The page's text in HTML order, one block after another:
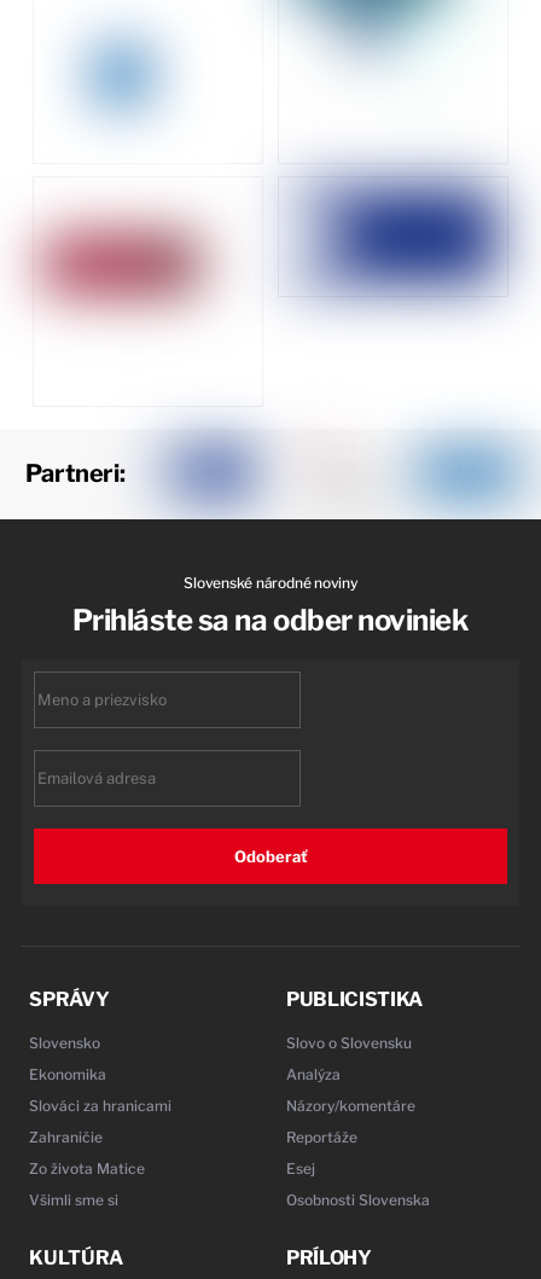
Partneri:
Slovenské národné noviny
Prihláste sa na odber noviniek
Odoberať
SPRÁVY
Slovensko
Ekonomika
Slováci za hranicami
Zahraničie
Zo života Matice
Všimli sme si
PUBLICISTIKA
Slovo o Slovensku
Analýza
Názory/komentáre
Reportáže
Esej
Osobnosti Slovenska
KULTÚRA PRÍLOHY